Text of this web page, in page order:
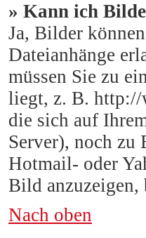
» Kann ich
Ja, Bilder
Dateianhänge
müssen Sie zu
liegt, z. B.
die sich auf
Server), noch zu
Hotmail- oder
Bild anzuzeigen,
Nach oben